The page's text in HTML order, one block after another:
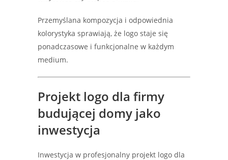
Przemyślana kompozycja i odpowiednia
kolorystyka sprawiają, że logo staje się
ponadczasowe i funkcjonalne w każdym
medium.
Projekt logo dla firmy
budującej domy jako
inwestycja
Inwestycja w profesjonalny projekt logo dla